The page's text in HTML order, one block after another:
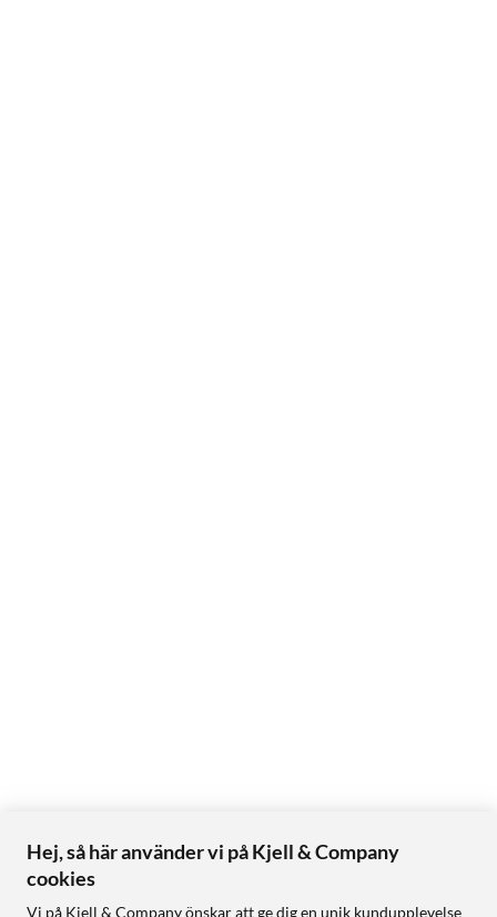
Hej, så här använder vi på Kjell & Company
cookies
Vi på Kjell & Company önskar att ge dig en unik kundupplevelse